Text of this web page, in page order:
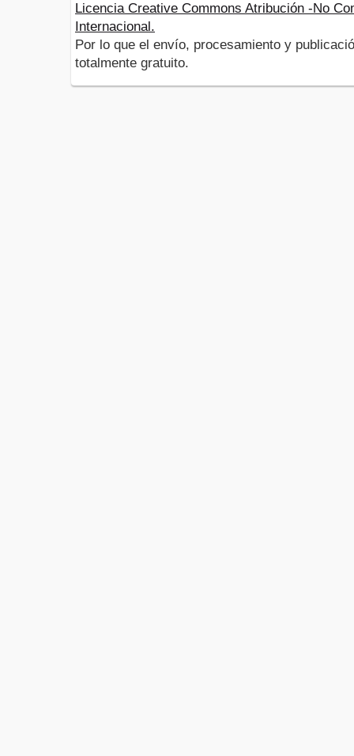
Licencia Creative Commons Atribución -No
Internacional.
Por lo que el envío, procesamiento y
totalmente gratuito.